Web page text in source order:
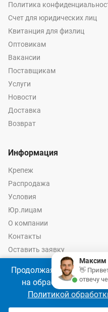
Политика
Счет для юридических лиц
Квитанция для физлиц
Оптовикам
Вакансии
Поставщикам
Услуги
Новости
Доставка
Возврат
Информация
Крепеж
Распродажа
Условия
Юр.лицам
О компании
Контакты
Оставить заявку
Калькулятор крепежа
© 2026 год Оптово-розничные
Ремкреп.ру
Продолжая
на обработку файлов
Политикой
Максим
👋
отвечу